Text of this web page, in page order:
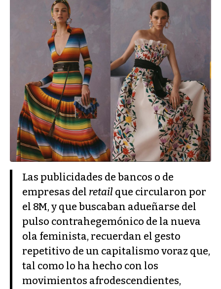
Las publicidades de bancos o de
empresas del retail que circularon por
el 8M, y que buscaban adueñarse del
pulso contrahegemónico de la nueva
ola feminista, recuerdan el gesto
repetitivo de un capitalismo voraz que,
tal como lo ha hecho con los
movimientos afrodescendientes,